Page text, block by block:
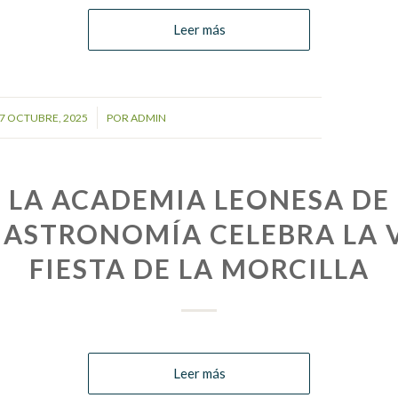
Leer más
7 OCTUBRE, 2025
/ PORADMIN
LA ACADEMIA LEONESA DE
CELEBRA LA
FIESTA DE LA MORCILLA
Leer más